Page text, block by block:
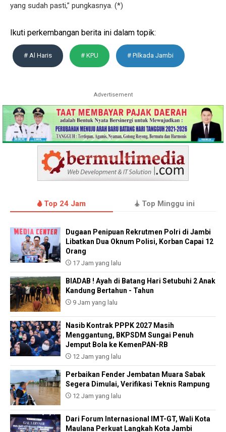
yang sudah pasti,” pungkasnya. (*)
Ikuti perkembangan berita ini dalam topik:
# Al Haris # KPU # Pilkada Jambi
Advertisement
Top 24 Jam Top Minggu ini
Dugaan Penipuan Rekrutmen Polri di Jambi
Libatkan Dua Oknum Polisi, Korban Capai 12
Orang
17 Jam yang lalu
BIADAB ! Ayah di Batang Hari Setubuhi 2 Anak
Kandung Bertahun - Tahun
9 Jam yang lalu
Nasib Kontrak PPPK 2027 Masih
Menggantung, BKPSDM Sungai Penuh
Jemput Bola ke KemenPAN-RB
12 Jam yang lalu
Perbaikan Fender Jembatan Muara Sabak
Segera Dimulai, Verifikasi Teknis Rampung
12 Jam yang lalu
Dari Forum Internasional IMT-GT, Wali Kota
Maulana Perkuat Langkah Kota Jambi